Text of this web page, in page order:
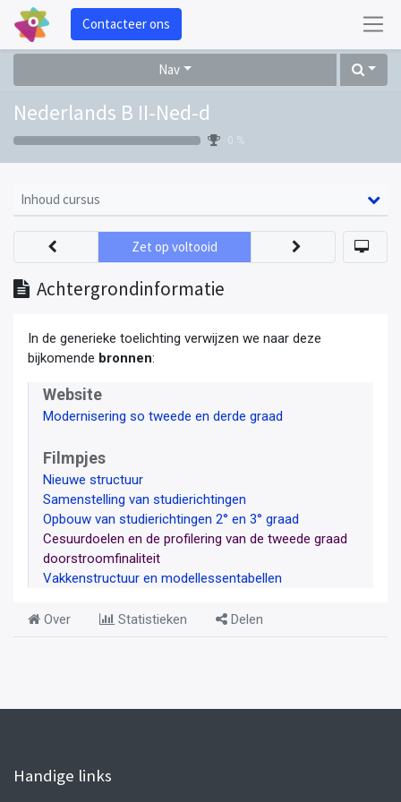
Contacteer ons
Nav
Nederlands B II-Ned-d
0 %
Inhoud cursus
Achtergrondinformatie
Zet op voltooid
In de generieke toelichting verwijzen we naar deze
bijkomende bronnen:
Website
Modernisering so tweede en derde graad
Filmpjes
Nieuwe structuur
Samenstelling van studierichtingen
Opbouw van studierichtingen 2° en 3° graad
Cesuurdoelen en de profilering van de tweede graad
doorstroomfinaliteit
Vakkenstructuur en modellessentabellen
Over Statistieken Delen
Handige links